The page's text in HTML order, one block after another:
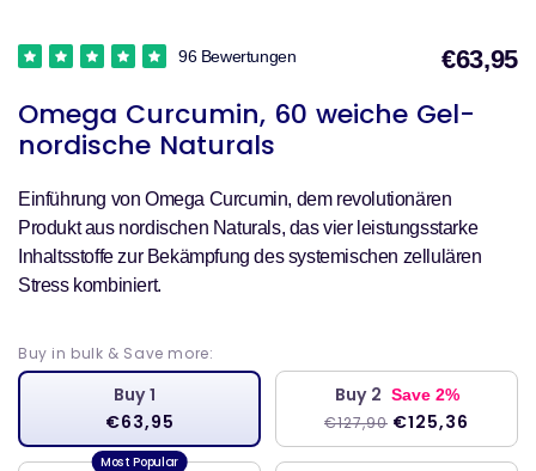
Omega Curcumin, 60 weiche Gel-
nordische Naturals
96 Bewertungen €63,95
Einführung von Omega Curcumin, dem revolutionären
Produkt aus nordischen Naturals, das vier leistungsstarke
Inhaltsstoffe zur Bekämpfung des systemischen zellulären
Stress kombiniert.
Buy in bulk & Save more:
Buy 1
€63,95
Buy 2 Save 2%
€127,90 €125,36